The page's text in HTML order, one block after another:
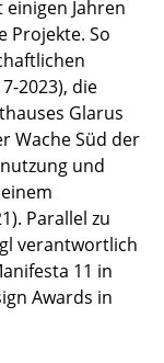
Jahren
Projekte. So
2023), die
Glarus
Wache Süd der
und
Parallel zu
verantwortlich
11 in
Awards in